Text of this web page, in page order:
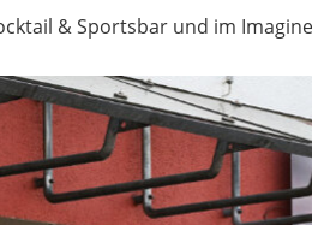
& Sportsbar und im